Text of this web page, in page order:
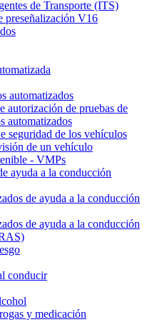
de Transporte (ITS)
preseñalización V16
automatizados
autorización de pruebas de
automatizados
seguridad de los vehículos
de un vehículo
- VMPs
ayuda a la conducción
de ayuda a la conducción
de ayuda a la conducción
conducir
y medicación